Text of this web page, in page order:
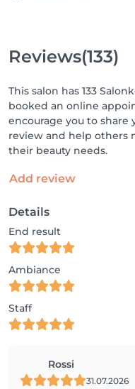
Reviews(133)
This salon has 133
booked an online
encourage you to share
review and help others
their beauty needs.
Add review
Details
End result
Ambiance
Staff
Rossi
31.07.2026